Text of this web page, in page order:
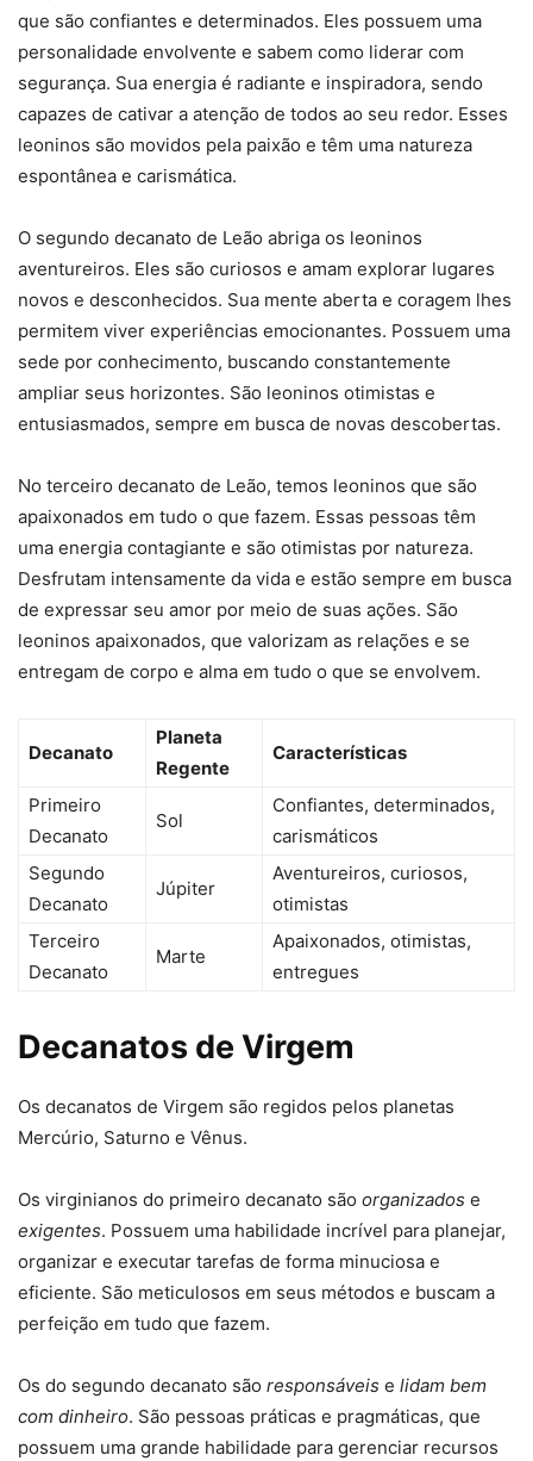
que são confiantes e determinados. Eles possuem uma
personalidade envolvente e sabem como liderar com
segurança. Sua energia é radiante e inspiradora, sendo
capazes de cativar a atenção de todos ao seu redor. Esses
leoninos são movidos pela paixão e têm uma natureza
espontânea e carismática.
O segundo decanato de Leão abriga os leoninos
aventureiros. Eles são curiosos e amam explorar lugares
novos e desconhecidos. Sua mente aberta e coragem lhes
permitem viver experiências emocionantes. Possuem uma
sede por conhecimento, buscando constantemente
ampliar seus horizontes. São leoninos otimistas e
entusiasmados, sempre em busca de novas descobertas.
No terceiro decanato de Leão, temos leoninos que são
apaixonados em tudo o que fazem. Essas pessoas têm
uma energia contagiante e são otimistas por natureza.
Desfrutam intensamente da vida e estão sempre em busca
de expressar seu amor por meio de suas ações. São
leoninos apaixonados, que valorizam as relações e se
entregam de corpo e alma em tudo o que se envolvem.
Decanato
Planeta
Regente
Características
Primeiro
Decanato
Sol
Confiantes, determinados,
carismáticos
Segundo
Decanato
Júpiter
Aventureiros, curiosos,
otimistas
Terceiro
Decanato
Marte
Apaixonados, otimistas,
entregues
Decanatos de Virgem
Os decanatos de Virgem são regidos pelos planetas
Mercúrio, Saturno e Vênus.
Os virginianos do primeiro decanato são organizados e
exigentes. Possuem uma habilidade incrível para planejar,
organizar e executar tarefas de forma minuciosa e
eficiente. São meticulosos em seus métodos e buscam a
perfeição em tudo que fazem.
Os do segundo decanato são responsáveis e lidam bem
com dinheiro. São pessoas práticas e pragmáticas, que
possuem uma grande habilidade para gerenciar recursos